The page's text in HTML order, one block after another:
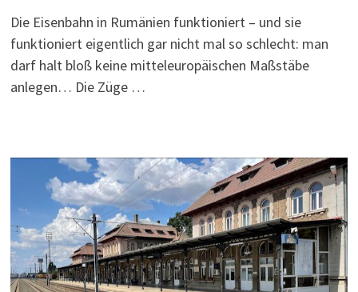
Die Eisenbahn in Rumänien funktioniert – und sie
funktioniert eigentlich gar nicht mal so schlecht: man
darf halt bloß keine mitteleuropäischen Maßstäbe
anlegen… Die Züge …